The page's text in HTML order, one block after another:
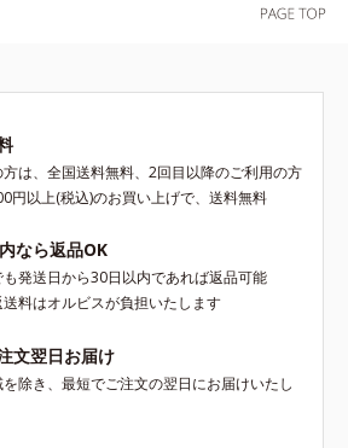
は、全国送料無料、2回目以降のご利用の方
円以上(税込)のお買い上げで、送料無料
なら返品OK
発送日から30日以内であれば返品可能
料はオルビスが負担いたします
文翌日お届け
除き、最短でご注文の翌日にお届けいたし